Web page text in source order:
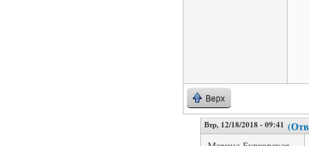
Верх
Втр, 12/18/2018 - 09:41